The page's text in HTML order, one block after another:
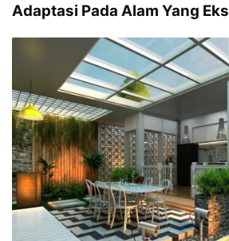
Adaptasi Pada Alam Yang